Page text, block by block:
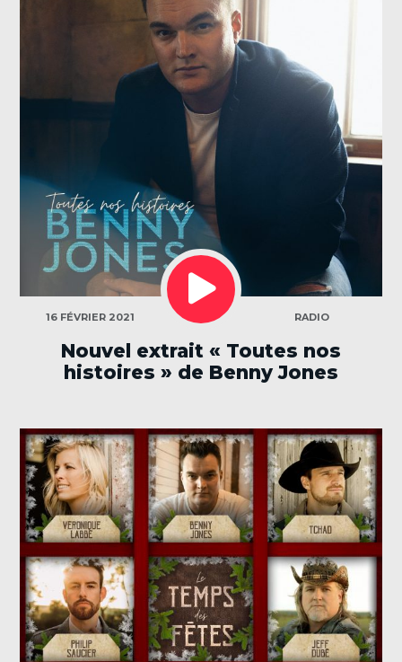
16 FÉVRIER 2021
LECTEUR
AUDIO
CATÉGORIES
RADIO
Nouvel extrait « Toutes nos
histoires » de Benny Jones